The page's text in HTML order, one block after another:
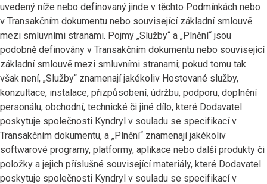
uvedený níže nebo definovaný jinde v těchto Podmínkách nebo
v Transakčním dokumentu nebo související základní smlouvě
mezi smluvními stranami. Pojmy „Služby“ a „Plnění“ jsou
podobně definovány v Transakčním dokumentu nebo související
základní smlouvě mezi smluvními stranami; pokud tomu tak
však není, „Služby“ znamenají jakékoliv Hostované služby,
konzultace, instalace, přizpůsobení, údržbu, podporu, doplnění
personálu, obchodní, technické či jiné dílo, které Dodavatel
poskytuje společnosti Kyndryl v souladu se specifikací v
Transakčním dokumentu, a „Plnění“ znamenají jakékoliv
softwarové programy, platformy, aplikace nebo další produkty či
položky a jejich příslušné související materiály, které Dodavatel
poskytuje společnosti Kyndryl v souladu se specifikací v